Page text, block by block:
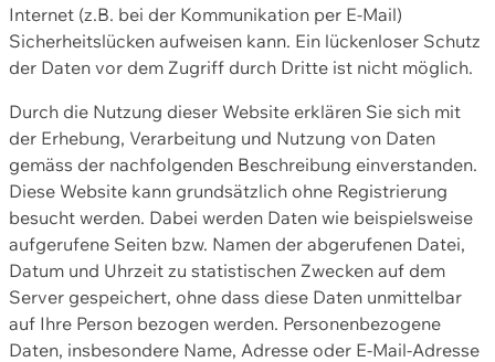
Internet (z.B. bei der Kommunikation per E-Mail)
Sicherheitslücken aufweisen kann. Ein lückenloser Schutz
der Daten vor dem Zugriff durch Dritte ist nicht möglich.
Durch die Nutzung dieser Website erklären Sie sich mit
der Erhebung, Verarbeitung und Nutzung von Daten
gemäss der nachfolgenden Beschreibung einverstanden.
Diese Website kann grundsätzlich ohne Registrierung
besucht werden. Dabei werden Daten wie beispielsweise
aufgerufene Seiten bzw. Namen der abgerufenen Datei,
Datum und Uhrzeit zu statistischen Zwecken auf dem
Server gespeichert, ohne dass diese Daten unmittelbar
auf Ihre Person bezogen werden. Personenbezogene
Daten, insbesondere Name, Adresse oder E-Mail-Adresse